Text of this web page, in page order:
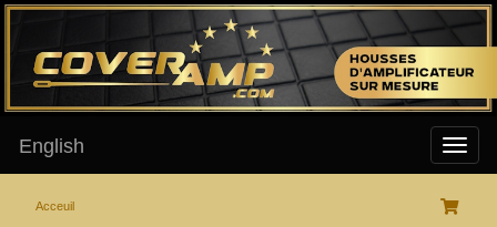
English
Acceuil